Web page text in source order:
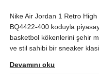
Nike Air Jordan 1 Retro
BQ4422-400 koduyla
basketbol kökenlerini şehir
ve stil sahibi bir sneaker
Devamını oku